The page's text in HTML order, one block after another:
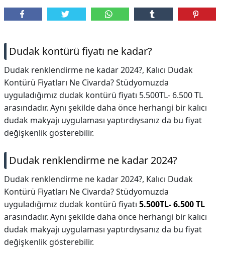
CİLT
DİPLİNER
Dudak kontürü fiyatı ne kadar?
Dudak renklendirme ne kadar 2024?, Kalıcı Dudak
Kontürü Fiyatları Ne Civarda? Stüdyomuzda
uyguladığımız dudak kontürü fiyatı 5.500TL- 6.500 TL
arasındadır. Aynı şekilde daha önce herhangi bir kalıcı
dudak makyajı uygulaması yaptırdıysanız da bu fiyat
değişkenlik gösterebilir.
Dudak renklendirme ne kadar 2024?
Dudak renklendirme ne kadar 2024?, Kalıcı Dudak
Kontürü Fiyatları Ne Civarda? Stüdyomuzda
uyguladığımız dudak kontürü fiyatı 5.500TL- 6.500 TL
arasındadır. Aynı şekilde daha önce herhangi bir kalıcı
dudak makyajı uygulaması yaptırdıysanız da bu fiyat
değişkenlik gösterebilir.